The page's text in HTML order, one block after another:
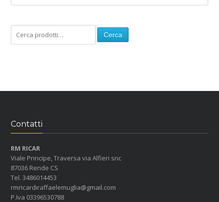
Cerca
Contatti
RM RICAR
Viale Principe, Traversa via Alfieri snc
87036 Rende CS
Tel. 3486014453
rmricardiraffaelemuglia@gmail.com
P.Iva 03396530788